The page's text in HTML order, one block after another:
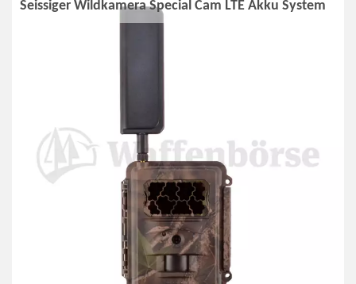
Seissiger Wildkamera Special Cam LTE Akku System